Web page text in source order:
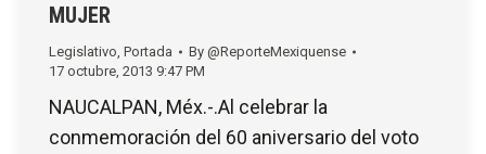
MUJER
Legislativo Portada By @ReporteMexiquense
17 octubre, 2013 9:47 PM
NAUCALPAN, Méx.-.Al celebrar la
conmemoración del 60 aniversario del voto